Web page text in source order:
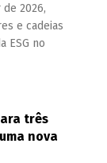
2026,
e cadeias
ESG no
três
nova